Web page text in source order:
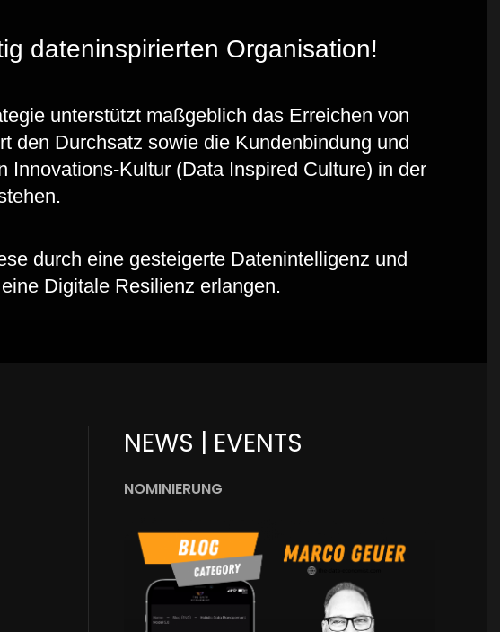
dateninspirierten Organisation!
unterstützt maßgeblich das Erreichen von
den Durchsatz sowie die Kundenbindung und
Innovations-Kultur (Data Inspired Culture) in der
durch eine gesteigerte Datenintelligenz und
Digitale Resilienz erlangen.
NEWS | EVENTS
NOMINIERUNG